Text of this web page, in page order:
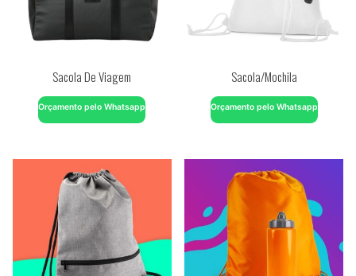
Sacola De Viagem
Orçamento pelo Whatsapp
Sacola/Mochila
Orçamento pelo Whatsapp